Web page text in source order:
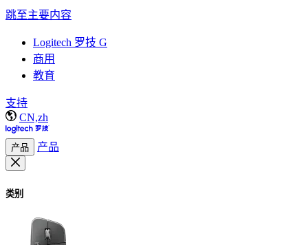
跳至主要内容
Logitech 罗技 G
商用
教育
支持
CN,zh
产品 产品
类别